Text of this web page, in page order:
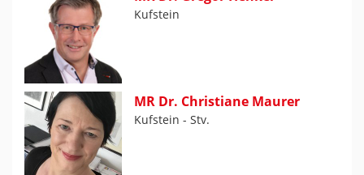
Kufstein
MR Dr. Christiane Maurer
Kufstein - Stv.